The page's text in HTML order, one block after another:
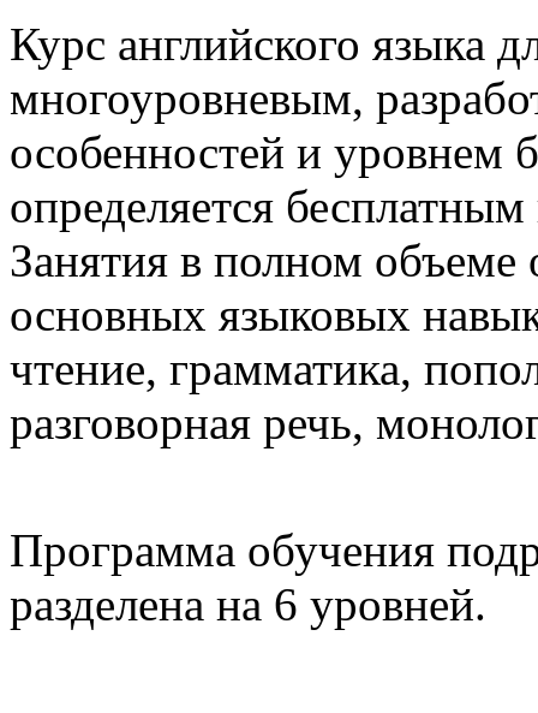
Курс английского языка
многоуровневым,
особенностей и уровнем
определяется
Занятия в полном объеме
основных языковых
чтение, грамматика,
разговорная речь,
Программа обучения
разделена на 6 уровней.